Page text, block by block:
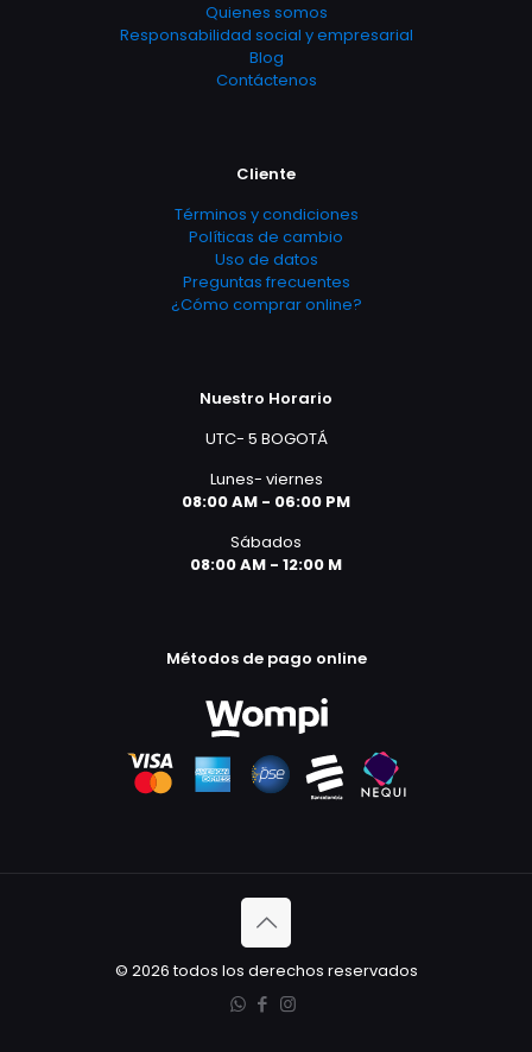
Quienes somos
Responsabilidad social y empresarial
Blog
Contáctenos
Cliente
Términos y condiciones
Políticas de cambio
Uso de datos
Preguntas frecuentes
¿Cómo comprar online?
Nuestro Horario
UTC- 5 BOGOTÁ
Lunes- viernes
08:00 AM - 06:00 PM
Sábados
08:00 AM - 12:00 M
Métodos de pago online
© 2026 todos los derechos reservados